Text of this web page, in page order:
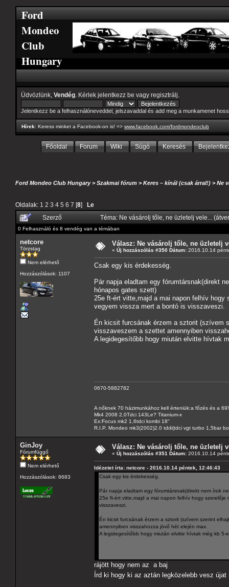
Ford
Mondeo
Club
Hungary
Üdvözlünk, Vendég . Kérlek jelentkezz be vagy regisztrálj
Jelentkezz be a felhasználóneveddel, jelszavaddal és add meg a munkamenet
Hírek: Keress minket a Facebook-on is! => www.facebook.com/fordmondeoclub
Főoldal Forum Wiki Súgó Keresés
Ford Mondeo Club Hungary>Szakmai fórum >Keres – kínál (csak árral!) >Ne
Oldalak: 1 2 3 4 5 6 7 [8] Le
Szerző
Téma: Ne vásárolj tőle, ne üzletelj vele...
0 Felhasználó és 8 vendég van a témában
netcore
Törzstag
Nem elérhető
Hozzászólások: 1107
Válasz: Ne vásárolj tőle, ne üzletelj
« Új hozzászólás #350 Dátum: 2016.10.14
Csak egy kis érdekesség.
Pár napja eladtam egy fórumtársnak(direkt
hónapos gates szett)
25e ft-ért vitte,majd a mai napon felhív
vegyem vissza mert a bontó is visszaveszi.
Én kicsit furcsának érzem a sztorit (szívem
visszaveszem a szettet amennyiben
A legidegesítőbb hogy miután elvitte hívtak
0670-5882782
A nőknek 70 házimunkához kell érteniük:a főzés és a 69!
Mk4 2008 2,0Tdci 143Le? Titanium-x
Ex:Focus mk2 1,6tdci kombi 18"
R.I.P. Mondeo mk3(2002)2.0 tddi(tdci vgt turbo 1,5bar
GinJoy
Fórumfüggő
Nem elérhető
Hozzászólások: 8683
Válasz: Ne vásárolj tőle, ne üzletelj
« Új hozzászólás #351 Dátum: 2016.10.14
Idézetet írta: netcore - 2016.10.14 péntek, 12:46:43
Csak egy kis érdekesség.
Pár napja eladtam egy fórumtársnak(direkt nem írok
25e ft-ért vitte,majd a mai napon felhív hogy
visszaveszi.
Én kicsit furcsának érzem a sztorit (szívem szerint
amennyiben visszahozza jövő hét elején max.
A legidegesítőbb hogy miután elvitte hívtak még kb 5-
rájött hogy nem az a baj
Írd ki hogy ki az aztán legközelebb vesz